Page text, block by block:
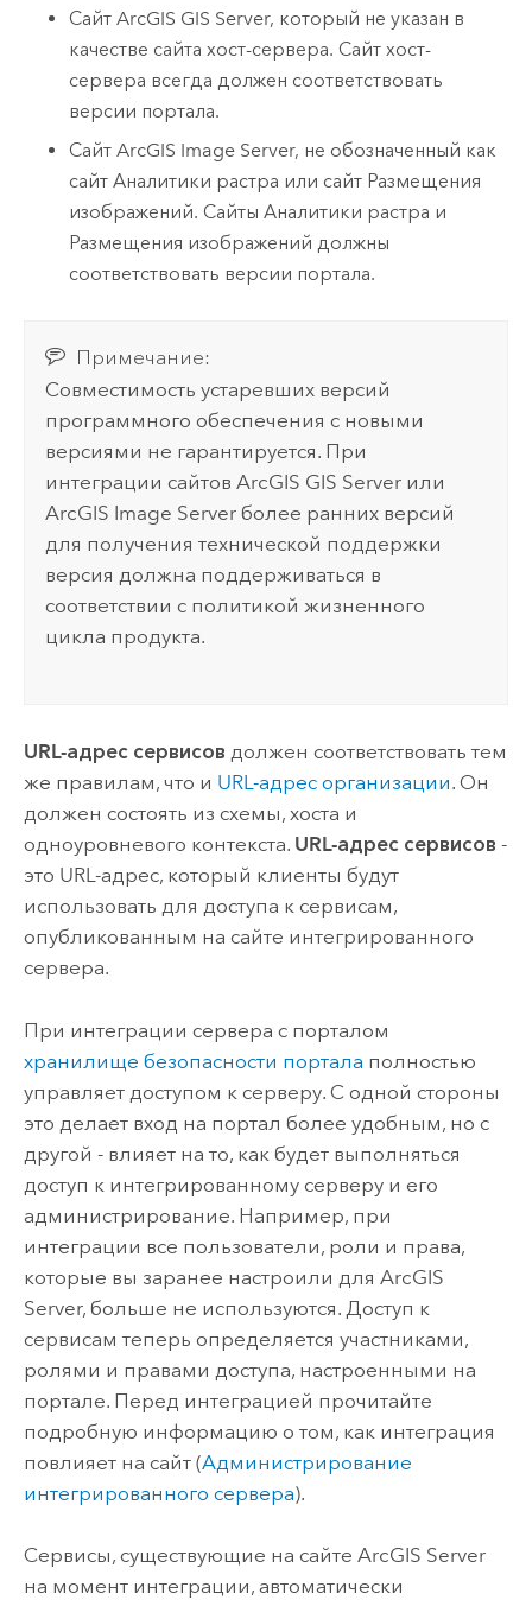
СайтArcGIS GIS Server, который не указан в
качестве сайта хост-сервера. Сайт хост-
сервера всегда должен соответствовать
версии портала.
СайтArcGIS Image Server, не обозначенный как
сайт Аналитики растра или сайт Размещения
изображений. Сайты Аналитики растра и
Размещения изображений должны
соответствовать версии портала.
Примечание:
Совместимость устаревших версий
программного обеспечения с новыми
версиями не гарантируется. При
интеграции сайтовArcGIS GIS Server или
ArcGIS Image Server более ранних версий
для получения технической поддержки
версия должна поддерживаться в
соответствии с политикой жизненного
цикла продукта.
URL-адрес сервисов должен соответствовать тем
же правилам, что и URL-адрес организации. Он
должен состоять из схемы, хоста и
одноуровневого контекста. URL-адрес сервисов -
это URL-адрес, который клиенты будут
использовать для доступа к сервисам,
опубликованным на сайте интегрированного
сервера.
При интеграции сервера с порталом
хранилище безопасности портала полностью
управляет доступом к серверу. С одной стороны
это делает вход на портал более удобным, но с
другой - влияет на то, как будет выполняться
доступ к интегрированному серверу и его
администрирование. Например, при
интеграции все пользователи, роли и права,
которые вы заранее настроили для ArcGIS
Server, больше не используются. Доступ к
сервисам теперь определяется участниками,
ролями и правами доступа, настроенными на
портале. Перед интеграцией прочитайте
подробную информацию о том, как интеграция
повлияет на сайт (Администрирование
интегрированного сервера).
Сервисы, существующие на сайте ArcGIS Server
на момент интеграции, автоматически